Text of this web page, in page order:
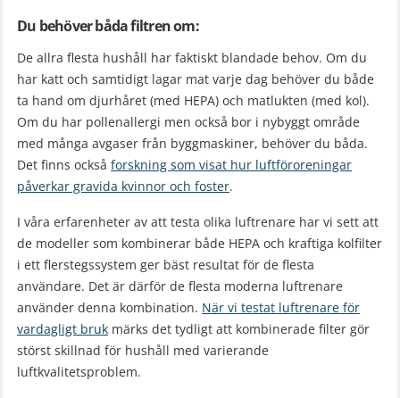
Du behöver båda filtren om:
De allra flesta hushåll har faktiskt blandade behov. Om du
har katt och samtidigt lagar mat varje dag behöver du både
ta hand om djurhåret (med HEPA) och matlukten (med kol).
Om du har pollenallergi men också bor i nybyggt område
med många avgaser från byggmaskiner, behöver du båda.
Det finns också forskning som visat hur luftföroreningar
påverkar gravida kvinnor och foster.
I våra erfarenheter av att testa olika luftrenare har vi sett att
de modeller som kombinerar både HEPA och kraftiga kolfilter
i ett flerstegssystem ger bäst resultat för de flesta
användare. Det är därför de flesta moderna luftrenare
använder denna kombination. När vi testat luftrenare för
vardagligt bruk märks det tydligt att kombinerade filter gör
störst skillnad för hushåll med varierande
luftkvalitetsproblem.